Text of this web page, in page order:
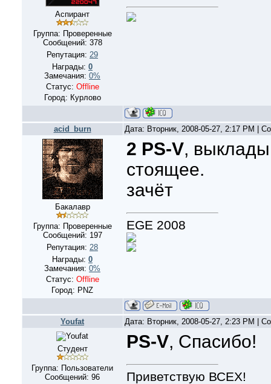
Аспирант
Группа: Проверенные
Сообщений: 378
Репутация: 29
Награды: 0
Замечания: 0%
Статус: Offline
Город: Курлово
acid_burn Дата: Вторник, 2008-05-27, 2:17 PM |
Бакалавр
Группа: Проверенные
Сообщений: 197
Репутация: 28
Награды: 0
Замечания: 0%
Статус: Offline
Город: PNZ
2 PS-V,
стоящее.
зачёт
EGE 2008
Youfat Дата: Вторник, 2008-05-27, 2:23 PM |
Студент
Группа: Пользователи
Сообщений: 96
PS-V, Спасибо!
Приветствую ВСЕХ!